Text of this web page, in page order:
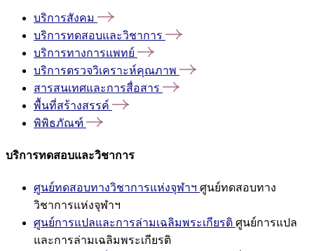
บริการสังคม
บริการทดสอบและวิชาการ
บริการทางการแพทย์
บริการตรวจวิเคราะห์คุณภาพ
สารสนเทศและการสื่อสาร
พื้นที่สร้างสรรค์
พิพิธภัณฑ์
บริการทดสอบและวิชาการ
ศูนย์ทดสอบทางวิชาการแห่งจุฬาฯ ศูนย์ทดสอบทาง
วิชาการแห่งจุฬาฯ
ศูนย์การแปลและการล่ามเฉลิมพระเกียรติ ศูนย์การแปล
และการล่ามเฉลิมพระเกียรติ